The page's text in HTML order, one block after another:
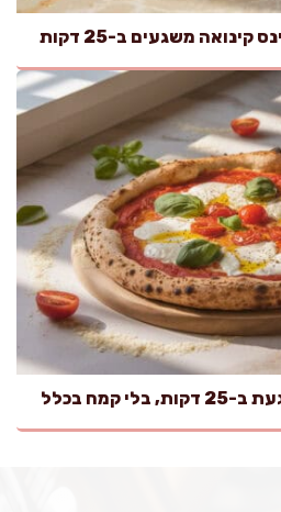
משגעים ב-25 דקות
קמח בכלל